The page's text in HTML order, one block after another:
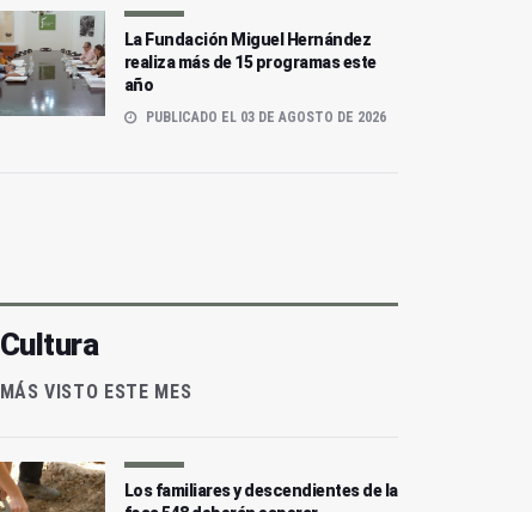
La Fundación Miguel Hernández
realiza más de 15 programas este
año
PUBLICADO EL 03 DE AGOSTO DE 2026
Cultura
MÁS VISTO ESTE MES
Los familiares y descendientes de la